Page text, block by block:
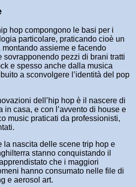
hop compongono le basi per i
particolare, praticando cioè un
montando assieme e facendo
sovrapponendo pezzi di brani tratti
e spesso anche dalla musica
a sconvolgere l’identità del pop
dell’hip hop è il nascere di
in casa, e con l’avvento di house e
music praticati da professionisti,
la nascita delle scene trip hop e
stanno conquistando il
che i maggiori
hanno consumato nelle file di
e aerosol art.